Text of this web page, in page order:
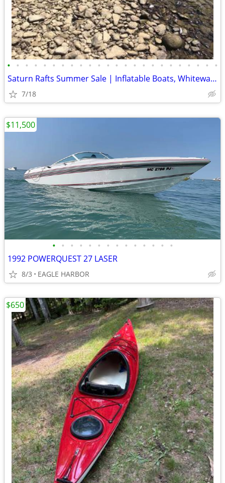
• • • • • • • • • • • • • • • • • • • • • • • •
Saturn Rafts Summer Sale | Inflatable Boats, Whitewater Rafts, Kayaks
7/18
• • • • • • • • • • • • • •
1992 POWERQUEST 27 LASER
8/3 EAGLE HARBOR
$11,500
$650